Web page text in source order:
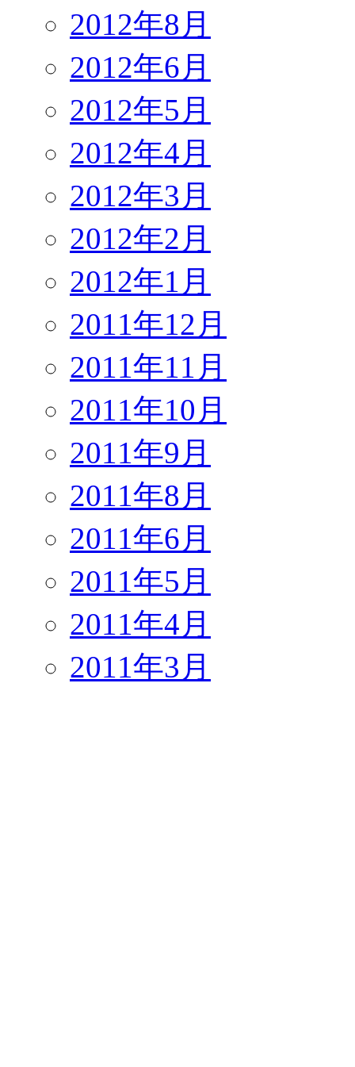
2012年8月
2012年6月
2012年5月
2012年4月
2012年3月
2012年2月
2012年1月
2011年12月
2011年11月
2011年10月
2011年9月
2011年8月
2011年6月
2011年5月
2011年4月
2011年3月